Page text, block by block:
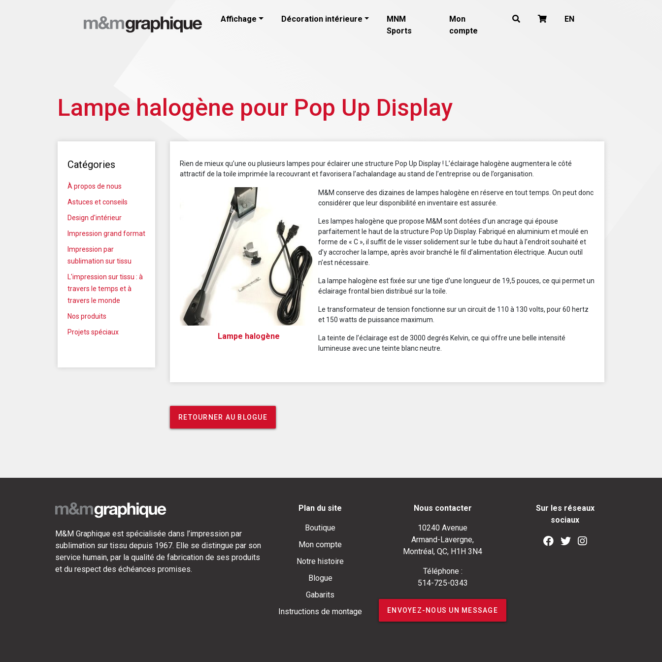
Affichage Décoration intérieure
MNM
Sports
Mon
compte
EN
Lampe halogène pour Pop Up Display
Catégories
À propos de nous
Astuces et conseils
Design d'intérieur
Impression grand format
Impression par
sublimation sur tissu
L'impression sur tissu : à
travers le temps et à
travers le monde
Nos produits
Projets spéciaux
Rien de mieux qu’une ou plusieurs lampes pour éclairer une structure Pop Up Display ! L’éclairage halogène augmentera le côté
attractif de la toile imprimée la recouvrant et favorisera l’achalandage au stand de l’entreprise ou de l’organisation.
Lampe halogène
M&M conserve des dizaines de lampes halogène en réserve en tout temps. On peut donc
considérer que leur disponibilité en inventaire est assurée.
Les lampes halogène que propose M&M sont dotées d’un ancrage qui épouse
parfaitement le haut de la structure Pop Up Display. Fabriqué en aluminium et moulé en
forme de « C », il suffit de le visser solidement sur le tube du haut à l’endroit souhaité et
d’y accrocher la lampe, après avoir branché le fil d’alimentation électrique. Aucun outil
n’est nécessaire.
La lampe halogène est fixée sur une tige d’une longueur de 19,5 pouces, ce qui permet un
éclairage frontal bien distribué sur la toile.
Le transformateur de tension fonctionne sur un circuit de 110 à 130 volts, pour 60 hertz
et 150 watts de puissance maximum.
La teinte de l’éclairage est de 3000 degrés Kelvin, ce qui offre une belle intensité
lumineuse avec une teinte blanc neutre.
RETOURNER AU BLOGUE
M&M Graphique est spécialisée dans l’impression par
sublimation sur tissu depuis 1967. Elle se distingue par son
service humain, par la qualité de fabrication de ses produits
et du respect des échéances promises.
Plan du site
Boutique
Mon compte
Notre histoire
Blogue
Gabarits
Instructions de montage
Nous contacter
10240 Avenue
Armand-Lavergne,
Montréal, QC, H1H 3N4
Téléphone :
514-725-0343
ENVOYEZ-NOUS UN MESSAGE
Sur les réseaux
sociaux